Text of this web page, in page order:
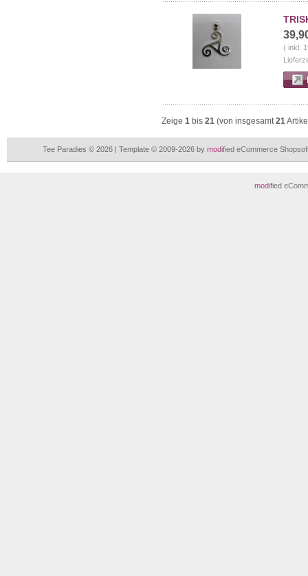
( inkl.
Zeige 1 bis 21 (von insgesamt21
Tee Paradies © 2026 | Template © 2009-2026 by modified eCommerce
modified